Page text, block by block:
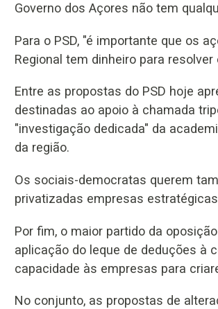
Governo dos Açores não tem
Para o PSD, "é importante que os
Regional tem dinheiro para
Entre as propostas do PSD hoje
destinadas ao apoio à chamada
"investigação dedicada" da
da região.
Os sociais-democratas querem
privatizadas empresas
Por fim, o maior partido da
aplicação do leque de deduções à
capacidade às empresas para
No conjunto, as propostas de